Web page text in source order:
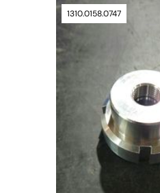
1310.0158.0747